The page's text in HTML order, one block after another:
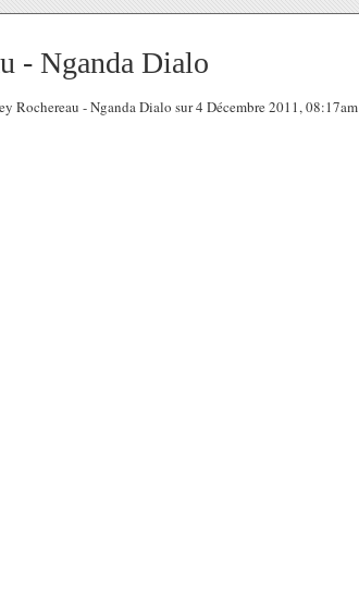
- Nganda Dialo
Rochereau - Nganda Dialo sur 4 Décembre 2011, 08:17am